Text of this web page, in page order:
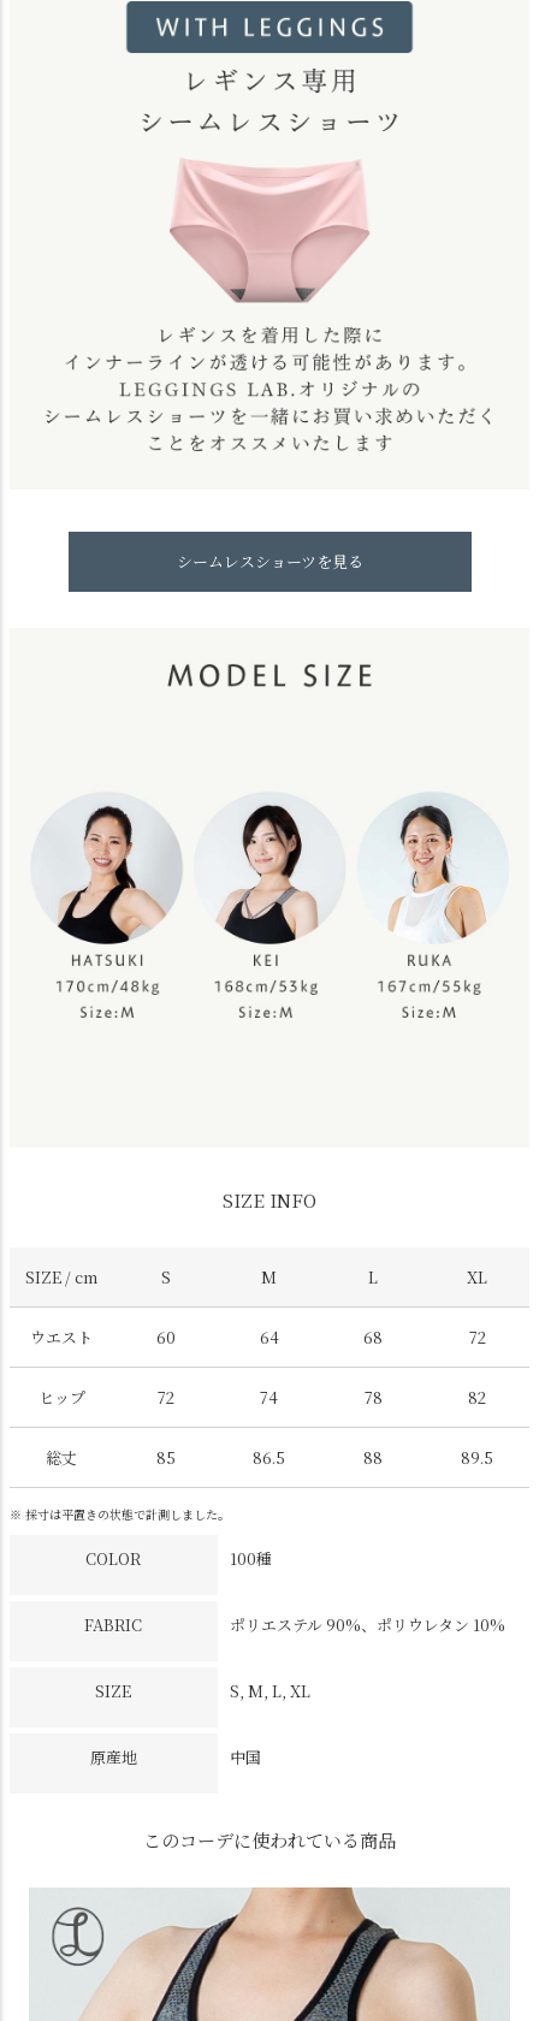
シームレスショーツを見る
SIZE INFO
SIZE / cm S M L XL
ウエスト 60 64 68 72
ヒップ 72 74 78 82
総丈 85 86.5 88 89.5
※ 採寸は平置きの状態で計測しました。
COLOR 100種
FABRIC ポリエステル 90%、ポリウレタン 10%
SIZE S, M, L, XL
原産地 中国
このコーデに使われている商品